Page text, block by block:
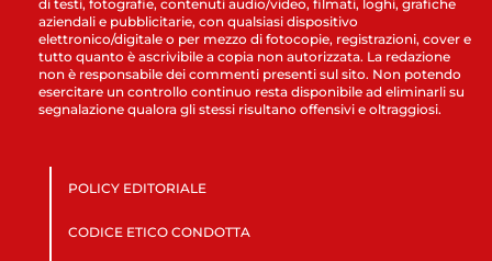
di testi, fotografie, contenuti audio/video, filmati, loghi, grafiche
aziendali e pubblicitarie, con qualsiasi dispositivo
elettronico/digitale o per mezzo di fotocopie, registrazioni, cover e
tutto quanto è ascrivibile a copia non autorizzata. La redazione
non è responsabile dei commenti presenti sul sito. Non potendo
esercitare un controllo continuo resta disponibile ad eliminarli su
segnalazione qualora gli stessi risultano offensivi e oltraggiosi.
POLICY EDITORIALE
CODICE ETICO CONDOTTA